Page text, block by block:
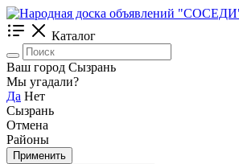
Каталог
Ваш город Сызрань
Мы угадали?
Да Нет
Сызрань
Отмена
Районы
Применить